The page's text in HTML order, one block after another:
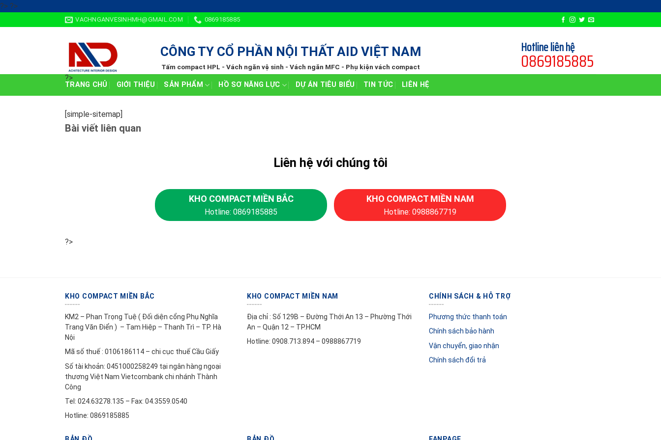
?> ?>Skip
content
VACHNGANVESINHMH@GMAIL.COM 0869185885
?>
CÔNG TY CỔ PHẦN NỘI THẤT AID VIỆT NAM
Tấm compact HPL - Vách ngăn vệ sinh - Vách ngăn MFC - Phụ kiện vách compact
Hotline liên hệ
0869185885
TRANG CHỦ GIỚI THIỆU SẢN PHẨM HỒ SƠ NĂNG LỰC DỰ ÁN TIÊU BIỂU TIN TỨC LIÊN HỆ
[simple-sitemap]
Bài viết liên quan
Liên hệ với chúng tôi
KHO COMPACT MIỀN BẮC
Hotline: 0869185885
KHO COMPACT MIỀN NAM
Hotline: 0988867719
?>
KHO COMPACT MIỀN BẮC
KM2 – Phan Trọng Tuệ ( Đối diện cổng Phụ Nghĩa
Trang Văn Điển ) – Tam Hiệp – Thanh Trì – TP. Hà
Nội
Mã số thuế : 0106186114 – chi cục thuế Cầu Giấy
Số tài khoản: 0451000258249 tại ngân hàng ngoại
thương Việt Nam Vietcombank chi nhánh Thành
Công
Tel: 024.63278.135 – Fax: 04.3559.0540
Hotline: 0869185885
KHO COMPACT MIỀN NAM
Địa chỉ : Số 129B – Đường Thới An 13 – Phường Thới
An – Quận 12 – TP.HCM
Hotline: 0908.713.894 – 0988867719
CHÍNH SÁCH & HỖ TRỢ
Phương thức thanh toán
Chính sách bảo hành
Vận chuyển, giao nhận
Chính sách đổi trả